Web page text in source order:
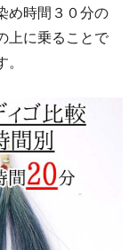
め時間３０分の
上に乗ることで